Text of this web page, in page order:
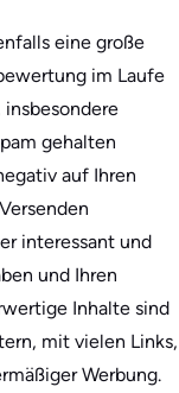
eine große
im Laufe
gehalten
auf Ihren
interessant und
und Ihren
Inhalte sind
mit vielen Links,
Werbung.